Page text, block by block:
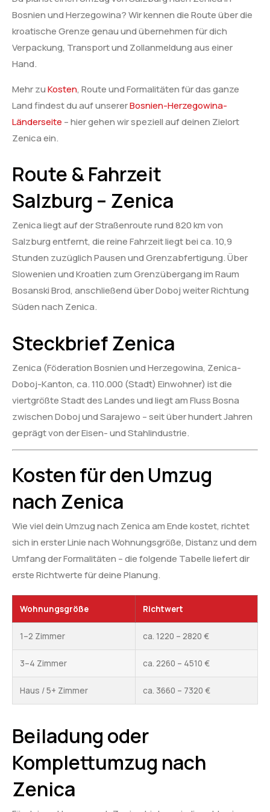
Bosnien und Herzegowina? Wir kennen die Route über die
kroatische Grenze genau und übernehmen für dich
Verpackung, Transport und Zollanmeldung aus einer
Hand.
Mehr zuKosten, Route und Formalitäten für das ganze
Land findest du auf unsererBosnien-Herzegowina-
Länderseite – hier gehen wir speziell auf deinen Zielort
Zenica ein.
Route & Fahrzeit
Salzburg – Zenica
Zenica liegt auf der Straßenroute rund 820 km von
Salzburg entfernt, die reine Fahrzeit liegt bei ca. 10,9
Stunden zuzüglich Pausen und Grenzabfertigung. Über
Slowenien und Kroatien zum Grenzübergang im Raum
Bosanski Brod, anschließend über Doboj weiter Richtung
Süden nach Zenica.
Steckbrief Zenica
Zenica (Föderation Bosnien und Herzegowina, Zenica-
Doboj-Kanton, ca. 110.000 (Stadt) Einwohner) ist die
viertgrößte Stadt des Landes und liegt am Fluss Bosna
zwischen Doboj und Sarajewo – seit über hundert Jahren
geprägt von der Eisen- und Stahlindustrie.
Kosten für den Umzug
nach Zenica
Wie viel dein Umzug nach Zenica am Ende kostet, richtet
sich in erster Linie nach Wohnungsgröße, Distanz und dem
Umfang der Formalitäten – die folgende Tabelle liefert dir
erste Richtwerte für deine Planung.
Wohnungsgröße Richtwert
1–2 Zimmer ca. 1220 – 2820 €
3–4 Zimmer ca. 2260 – 4510 €
Haus / 5+ Zimmer ca. 3660 – 7320 €
Beiladung oder
Komplettumzug nach
Zenica